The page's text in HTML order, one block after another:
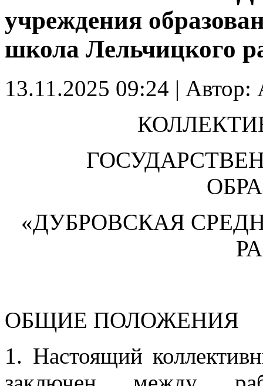
учреждения
школа Лельчицкого
13.11.2025 09:24 | Автор:
«ДУБРОВСКАЯ
ОБЩИЕ ПОЛОЖЕНИЯ
1. Настоящий